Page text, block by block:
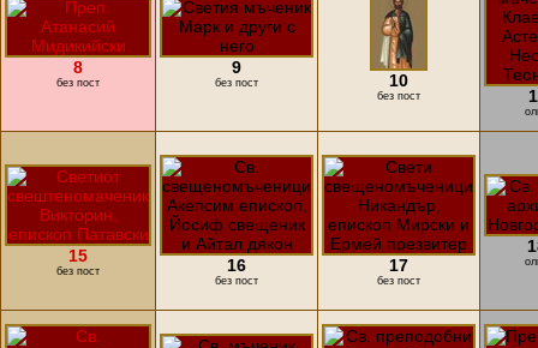
8
без пост
9
без пост 10
без пост
15
без пост 16
без пост
17
без пост